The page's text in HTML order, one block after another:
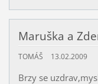
Maruška a
TOMÁŠ 13.02.2009
Brzy se